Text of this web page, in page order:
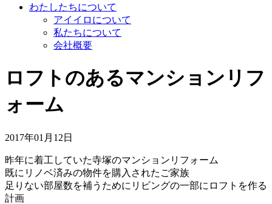
わたしたちについて
アイイロについて
私たちについて
会社概要
ロフトのあるマンションリフ
ォーム
2017年01月12日
昨年に着工していた寺塚のマンションリフォーム
既にリノベ済みの物件を購入されたご家族
足りない部屋数を補うためにリビングの一部にロフトを作る
計画